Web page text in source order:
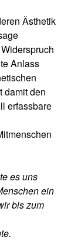
Ästhetik
Anlass
damit den
erfassbare
es uns
ein
bis zum